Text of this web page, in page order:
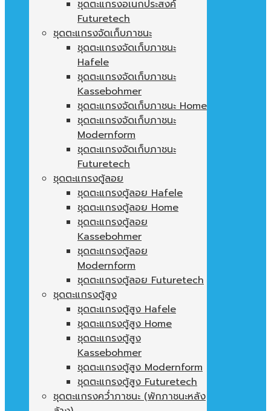
ชุดตะแกรงอเนกประสงค์
Futuretech
ชุดตะแกรงจัดเก็บภาชนะ
ชุดตะแกรงจัดเก็บภาชนะ
Hafele
ชุดตะแกรงจัดเก็บภาชนะ
Kassebohmer
ชุดตะแกรงจัดเก็บภาชนะ Home
ชุดตะแกรงจัดเก็บภาชนะ
Modernform
ชุดตะแกรงจัดเก็บภาชนะ
Futuretech
ชุดตะแกรงตู้ลอย
ชุดตะแกรงตู้ลอย Hafele
ชุดตะแกรงตู้ลอย Home
ชุดตะแกรงตู้ลอย
Kassebohmer
ชุดตะแกรงตู้ลอย
Modernform
ชุดตะแกรงตู้ลอย Futuretech
ชุดตะแกรงตู้สูง
ชุดตะแกรงตู้สูง Hafele
ชุดตะแกรงตู้สูง Home
ชุดตะแกรงตู้สูง
Kassebohmer
ชุดตะแกรงตู้สูง Modernform
ชุดตะแกรงตู้สูง Futuretech
ชุดตะแกรงคว่ำภาชนะ (พักภาชนะหลัง